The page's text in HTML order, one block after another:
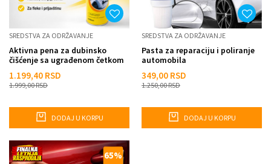
SREDSTVA ZA ODRŽAVANJE
Aktivna pena za dubinsko
čišćenje sa ugrađenom četkom
1.199,40 RSD
1.999,00RSD
DODAJ U KORPU
SREDSTVA ZA ODRŽAVANJE
Pasta za reparaciju i poliranje
automobila
349,00 RSD
1.250,00RSD
DODAJ U KORPU
65%